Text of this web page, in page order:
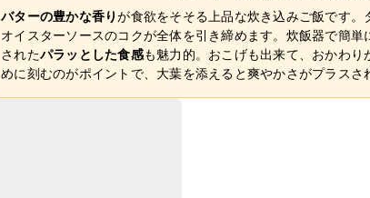
バターの豊かな香りが食欲をそそる上品な炊き込みご飯です。
オイスターソースのコクが全体を引き締めます。炊飯器で簡
されたパラッとした食感も魅力的。おこげも出来て、おかわ
めに刻むのがポイントで、大葉を添えると爽やかさがプラスさ